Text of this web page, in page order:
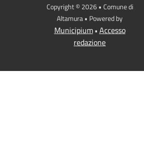
Copyright © 2026 • Comune di
Altamura • Powered by
Municipium• Accesso
redazione